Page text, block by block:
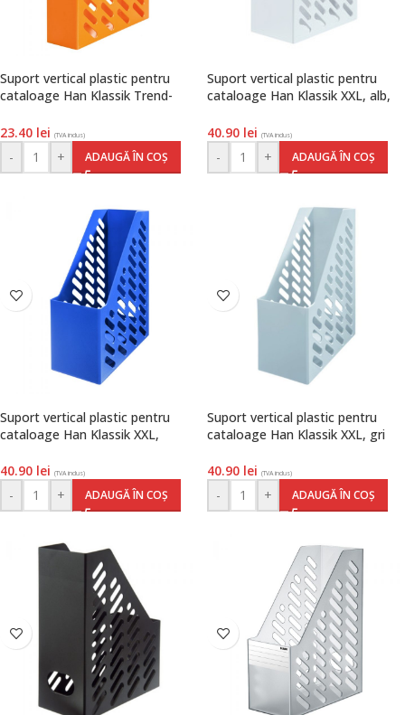
Suport vertical plastic pentru
cataloage Han Klassik Trend-
23.40 lei (TVA inclus)
- + ADAUGĂ ÎN COȘ
Suport vertical plastic pentru
cataloage Han Klassik XXL, alb,
40.90 lei (TVA inclus)
- + ADAUGĂ ÎN COȘ
Suport vertical plastic pentru
cataloage Han Klassik XXL,
40.90 lei (TVA inclus)
- + ADAUGĂ ÎN COȘ
Suport vertical plastic pentru
cataloage Han Klassik XXL, gri
40.90 lei (TVA inclus)
- + ADAUGĂ ÎN COȘ